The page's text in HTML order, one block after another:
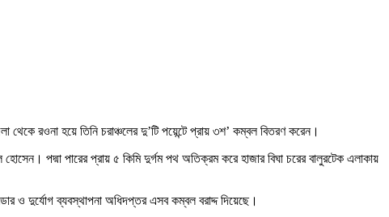
থেকে রওনা হয়ে তিনি চরাঞ্চলের দু’টি পয়েন্টে প্রায় ৩শ’ কম্বল বিতরণ করেন।
পদ্মা পারের প্রায় ৫ কিমি দুর্গম পথ অতিক্রম করে হাজার বিঘা চরের বালুরটেক এলাকায়
ও দুর্যোগ ব্যবস্থাপনা অধিদপ্তর এসব কম্বল বরাদ্দ দিয়েছে।